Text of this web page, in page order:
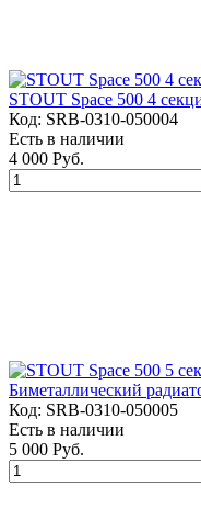
STOUT Space 500 4
Код: SRB-0310-050004
Есть в наличии
4 000 Руб.
Биметаллический
Код: SRB-0310-050005
Есть в наличии
5 000 Руб.